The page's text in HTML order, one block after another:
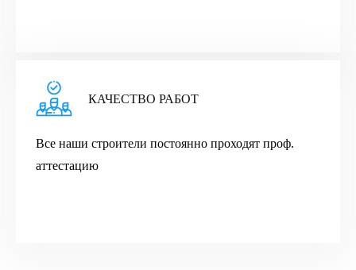
КАЧЕСТВО РАБОТ
Все наши строители постоянно проходят проф.
аттестацию